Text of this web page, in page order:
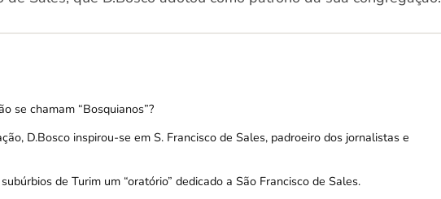
se chamam “Bosquianos”?
D.Bosco inspirou-se em S. Francisco de Sales, padroeiro dos jornalistas e
de Turim um “oratório” dedicado a São Francisco de Sales.